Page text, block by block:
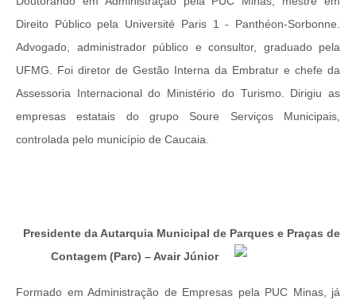
Direito Público pela Université Paris 1 - Panthéon-Sorbonne.
Advogado, administrador público e consultor, graduado pela
UFMG. Foi diretor de Gestão Interna da Embratur e chefe da
Assessoria Internacional do Ministério do Turismo. Dirigiu as
empresas estatais do grupo Soure Serviços Municipais,
controlada pelo município de Caucaia.
Presidente da Autarquia Municipal de Parques e Praças de
Contagem (Parc) – Avair Júnior
Formado em Administração de Empresas pela PUC Minas, já